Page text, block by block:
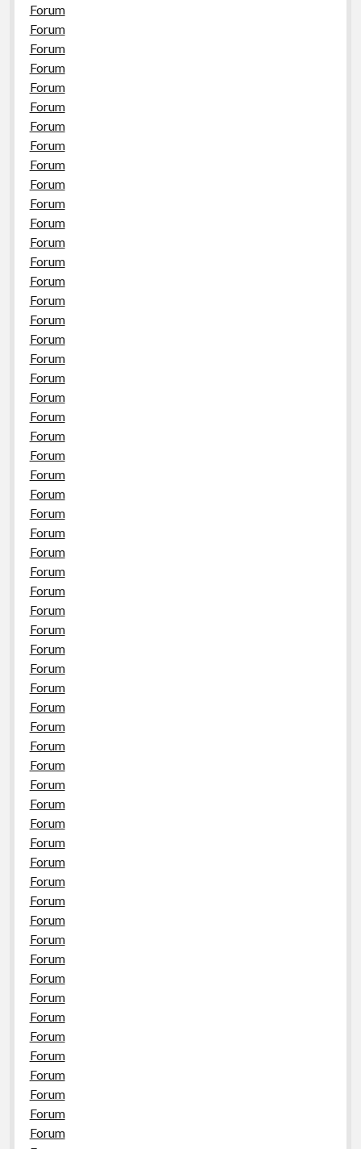
Forum
Forum
Forum
Forum
Forum
Forum
Forum
Forum
Forum
Forum
Forum
Forum
Forum
Forum
Forum
Forum
Forum
Forum
Forum
Forum
Forum
Forum
Forum
Forum
Forum
Forum
Forum
Forum
Forum
Forum
Forum
Forum
Forum
Forum
Forum
Forum
Forum
Forum
Forum
Forum
Forum
Forum
Forum
Forum
Forum
Forum
Forum
Forum
Forum
Forum
Forum
Forum
Forum
Forum
Forum
Forum
Forum
Forum
Forum